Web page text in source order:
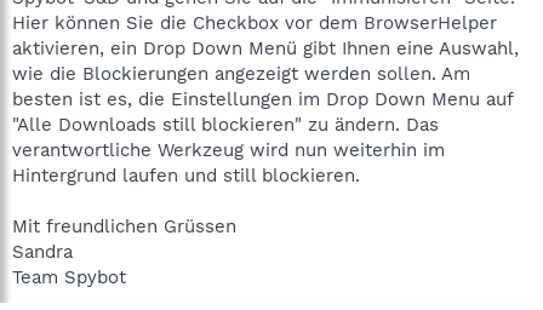
Hier können Sie die Checkbox vor dem BrowserHelper
aktivieren, ein Drop Down Menü gibt Ihnen eine Auswahl,
wie die Blockierungen angezeigt werden sollen. Am
besten ist es, die Einstellungen im Drop Down Menu auf
"Alle Downloads still blockieren" zu ändern. Das
verantwortliche Werkzeug wird nun weiterhin im
Hintergrund laufen und still blockieren.
Mit freundlichen Grüssen
Sandra
Team Spybot